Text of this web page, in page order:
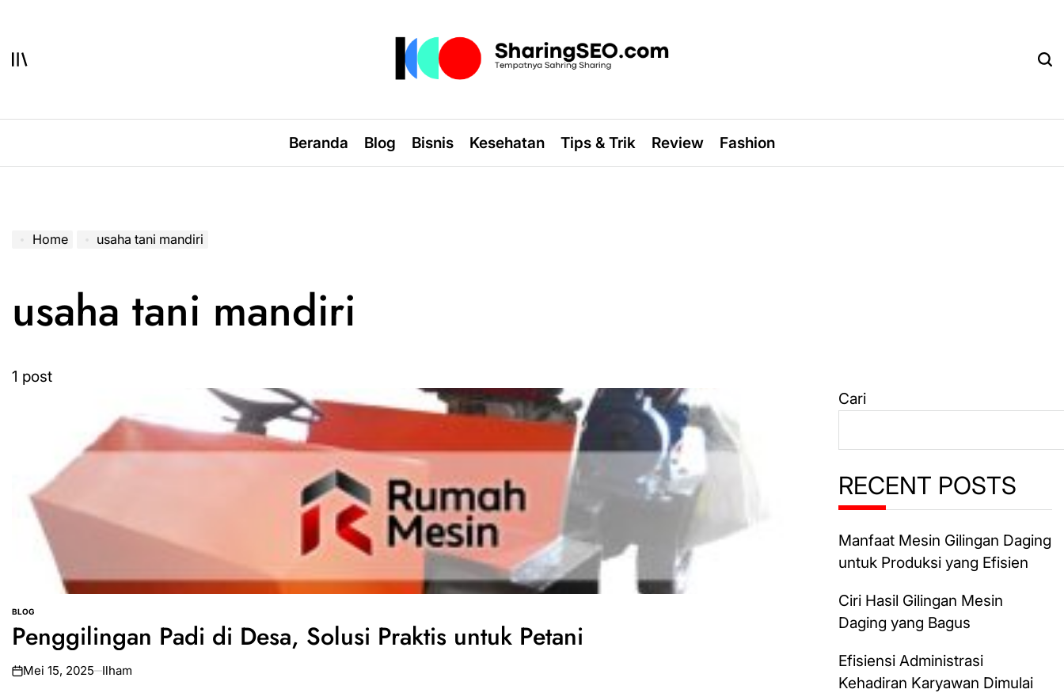
content
Beranda Blog Bisnis Kesehatan Tips & Trik Review Fashion
Home usaha tani mandiri
usaha tani mandiri
1 post
POSTED
IN
BLOG
Penggilingan Padi di Desa, Solusi Praktis untuk Petani
onMei 15, 2025 Ilham
Cari
RECENT POSTS
Manfaat Mesin Gilingan Daging
untuk Produksi yang Efisien
Ciri Hasil Gilingan Mesin
Daging yang Bagus
Efisiensi Administrasi
Kehadiran Karyawan Dimulai